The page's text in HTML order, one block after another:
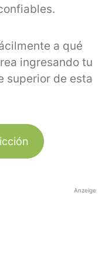
a qué
ingresando tu
superior de esta
Anzeige